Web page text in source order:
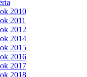
2010
2011
2012
2014
2015
2016
2017
2018